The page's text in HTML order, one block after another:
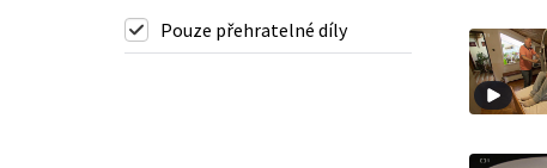
Pouze přehratelné díly